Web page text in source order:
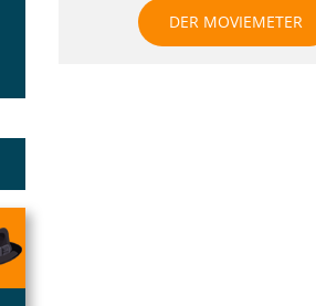
DER MOVIEMETER